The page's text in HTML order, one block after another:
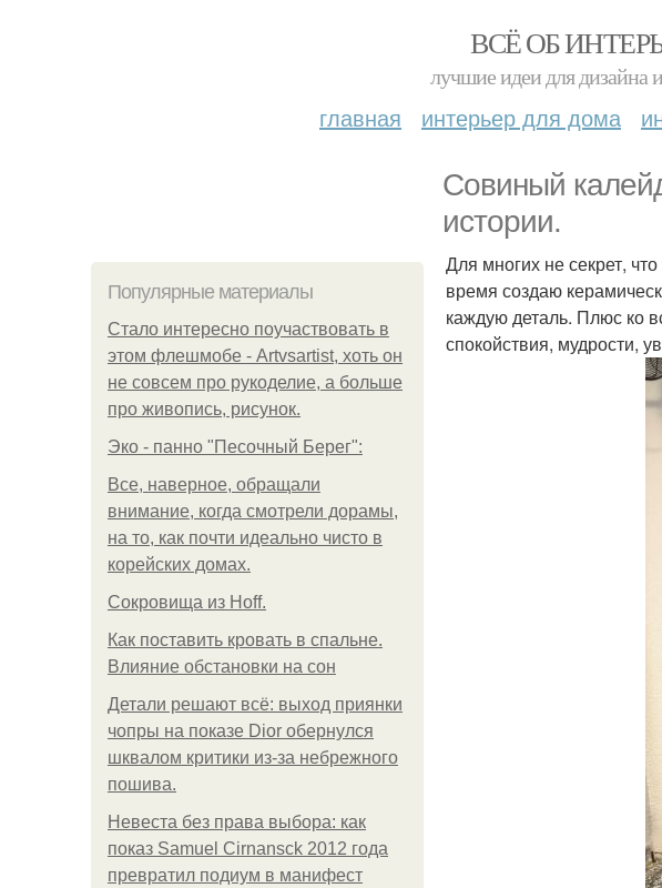
ВСЁ ОБ
лучшие идеи для дизайна
главная интерьер для дома
Совиный
истории.
Популярные материалы
Стало интересно поучаствовать в
этом флешмобе - Artvsartist, хоть он
не совсем про рукоделие, а больше
про живопись, рисунок.
Эко - панно "Песочный Берег":
Все, наверное, обращали
внимание, когда смотрели дорамы,
на то, как почти идеально чисто в
корейских домах.
Сокровища из Hoff.
Как поставить кровать в спальне.
Влияние обстановки на сон
Детали решают всё: выход приянки
чопры на показе Dior обернулся
шквалом критики из-за небрежного
пошива.
Невеста без права выбора: как
показ Samuel Cirnansck 2012 года
превратил подиум в манифест
Для многих не секрет,
время создаю
каждую деталь. Плюс ко
спокойствия, мудрости,